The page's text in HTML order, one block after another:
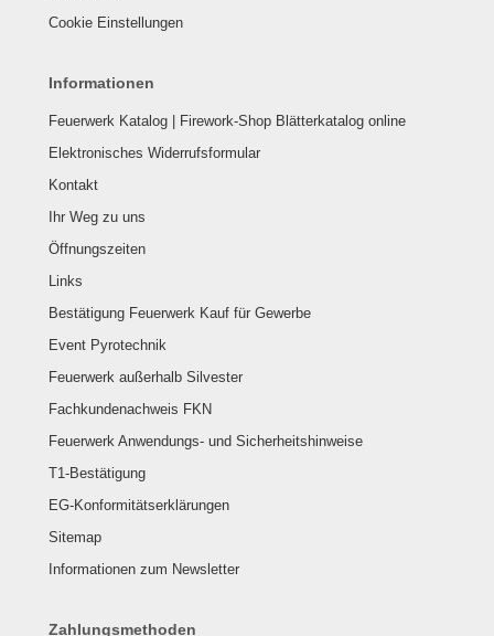
Cookie Einstellungen
Informationen
Feuerwerk Katalog | Firework-Shop Blätterkatalog online
Elektronisches Widerrufsformular
Kontakt
Ihr Weg zu uns
Öffnungszeiten
Links
Bestätigung Feuerwerk Kauf für Gewerbe
Event Pyrotechnik
Feuerwerk außerhalb Silvester
Fachkundenachweis FKN
Feuerwerk Anwendungs- und Sicherheitshinweise
T1-Bestätigung
EG-Konformitätserklärungen
Sitemap
Informationen zum Newsletter
Zahlungsmethoden